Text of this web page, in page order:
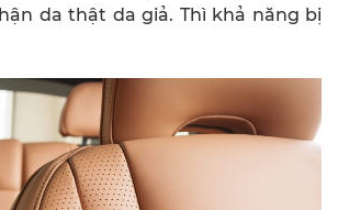
da thật da giả. Thì khả năng bị